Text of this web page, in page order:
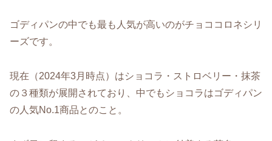
ゴディパンの中でも最も人気が高いのがチョココロネシリ
ーズです。
現在（2024年3月時点）はショコラ・ストロベリー・抹茶
の３種類が展開されており、中でもショコラはゴディパン
の人気No.1商品とのこと。